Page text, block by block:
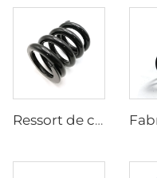
Ressort de compression à enroulement noir finition SUS 304 pour moto